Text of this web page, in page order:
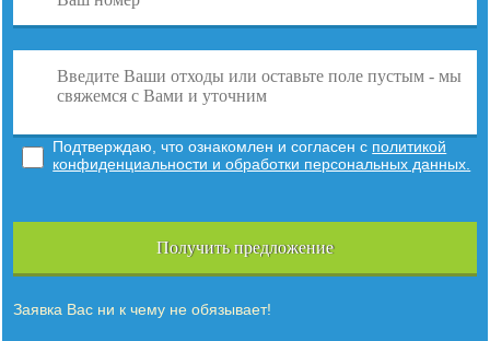
Подтверждаю, что ознакомлен и согласен с политикой
конфиденциальности и обработки персональных данных.
Получить предложение
Заявка Вас ни к чему не обязывает!